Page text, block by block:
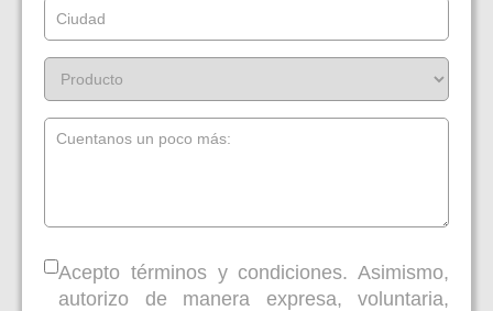
Acepto términos y condiciones. Asimismo,
autorizo de manera expresa, voluntaria,